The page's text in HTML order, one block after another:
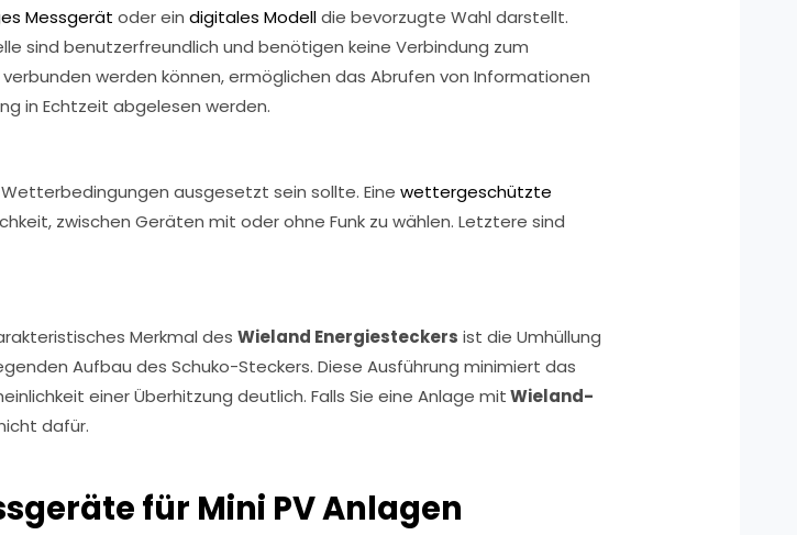
Messgerät oder eindigitales Modelldie bevorzugte Wahl darstellt.
sind benutzerfreundlich und benötigen keine Verbindung zum
werden können, ermöglichen das Abrufen von Informationen
in Echtzeit abgelesen werden.
ausgesetzt sein sollte. Einewettergeschützte
zwischen Geräten mit oder ohne Funk zu wählen. Letztere sind
Merkmal desWieland Energiesteckers ist die Umhüllung
Aufbau des Schuko-Steckers. Diese Ausführung minimiert das
einer Überhitzung deutlich. Falls Sie eine Anlage mitWieland-
dafür.
für Mini PV Anlagen